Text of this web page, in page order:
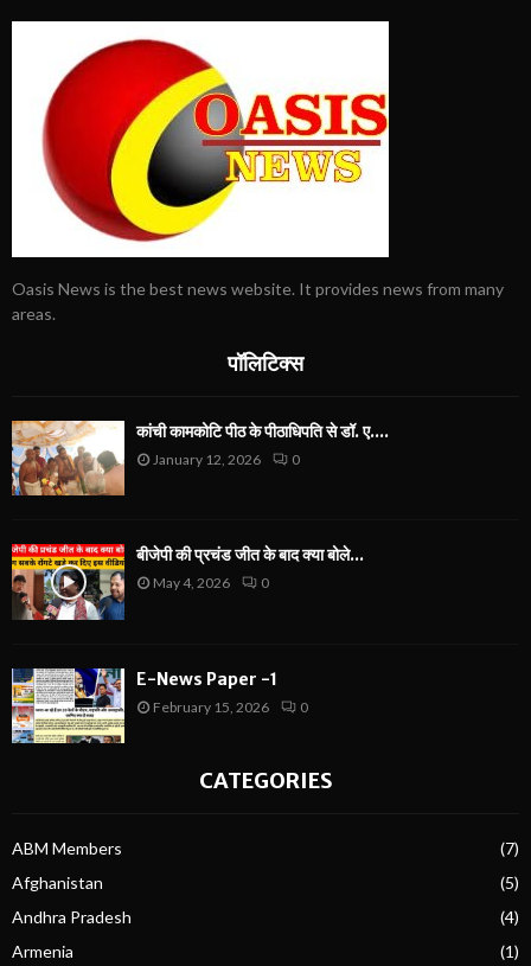
Oasis News is the best news website. It provides news from many
areas.
पॉलिटिक्स
कांची कामकोटि पीठ के पीठाधिपति से डॉ. ए....
January 12, 2026 0
बीजेपी की प्रचंड जीत के बाद क्या बोले...
May 4, 2026 0
E-News Paper -1
February 15, 2026 0
CATEGORIES
ABM Members
(7)
Afghanistan
(5)
Andhra Pradesh
(4)
Armenia
(1)